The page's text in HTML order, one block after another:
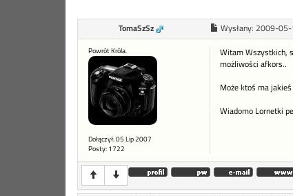
TomaSzSz Wysłany: 2009-
Powrót Króla.
Dołączył: 05 Lip 2007
Posty: 1722
Witam Wszystkich,
możliwości afkors..
Może ktoś ma
Wiadomo Lornetki